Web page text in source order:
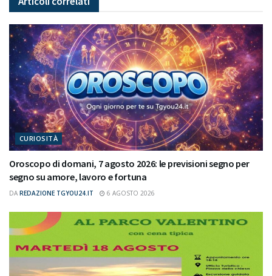
CURIOSITÀ
Oroscopo di domani, 7 agosto 2026: le previsioni segno per
segno su amore, lavoro e fortuna
DA REDAZIONE TGYOU24.IT 6 AGOSTO 2026